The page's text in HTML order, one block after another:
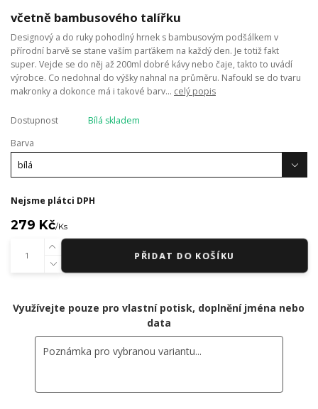
včetně bambusového talířku
Designový a do ruky pohodlný hrnek s bambusovým podšálkem v
přírodní barvě se stane vaším parťákem na každý den. Je totiž fakt
super. Vejde se do něj až 200ml dobré kávy nebo čaje, takto to uvádí
výrobce. Co nedohnal do výšky nahnal na průměru. Nafoukl se do tvaru
makronky a dokonce má i takové barv... celý popis
Dostupnost
Bílá skladem
Barva
Nejsme plátci DPH
279 Kč/Ks
PŘIDAT DO KOŠÍKU
Využívejte pouze pro vlastní potisk, doplnění jména nebo
data